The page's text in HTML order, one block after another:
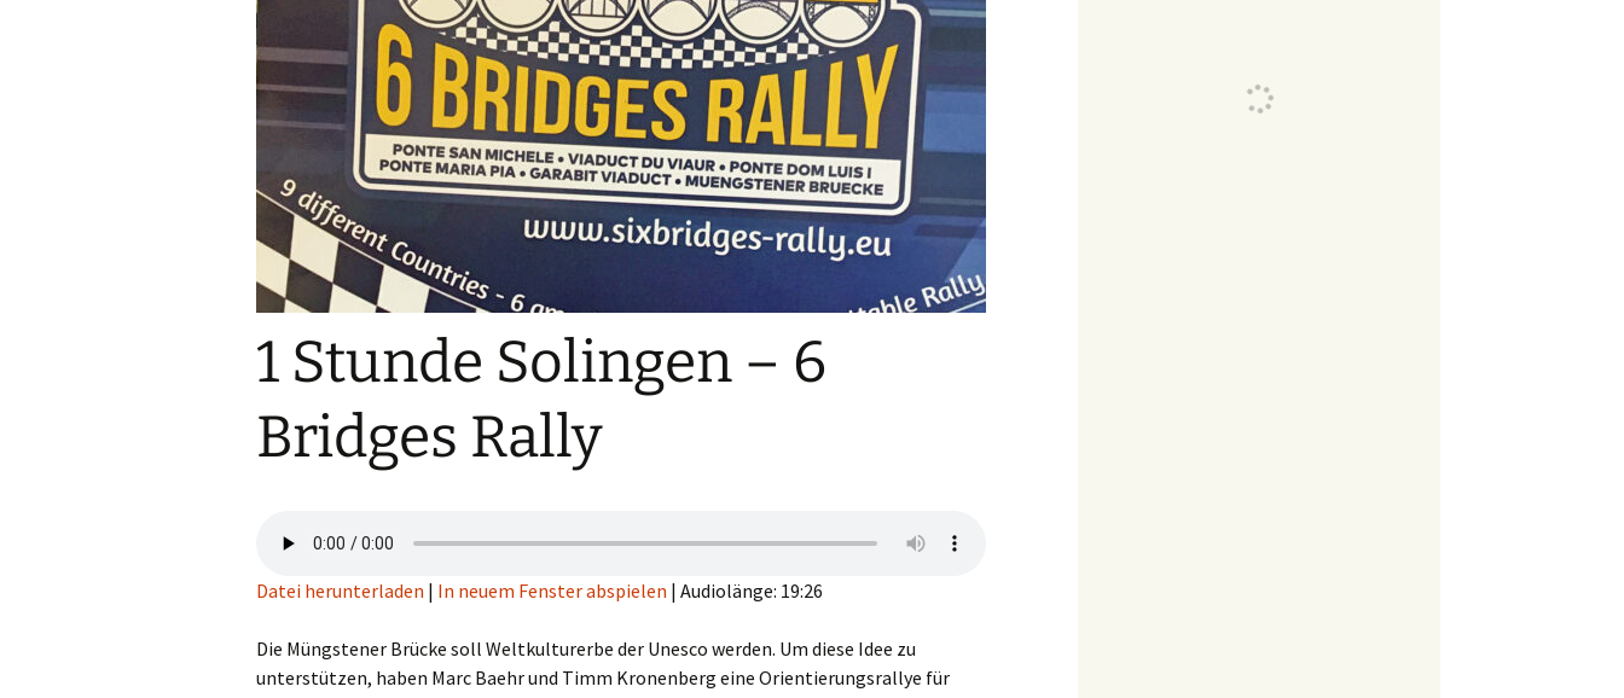
1 Stunde Solingen – 6
Bridges Rally
Datei herunterladen | In neuem Fenster abspielen | Audiolänge: 19:26
Die Müngstener Brücke soll Weltkulturerbe der Unesco werden. Um diese Idee zu
unterstützen, haben Marc Baehr und Timm Kronenberg eine Orientierungsrallye für